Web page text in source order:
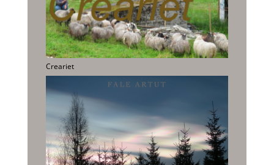
Creariet